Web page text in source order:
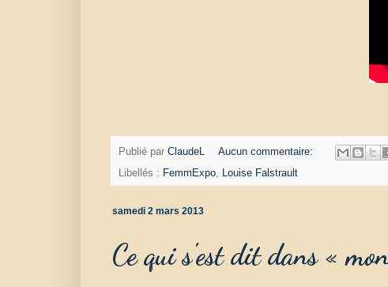
Publié par ClaudeL
Aucun commentaire:
Libellés : FemmExpo, Louise Falstrault
samedi 2 mars 2013
Ce qui s'est dit dans «